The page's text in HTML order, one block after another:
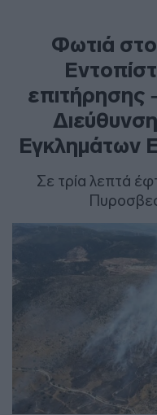
Φωτιά
επιτήρησης
Εγκλημάτων
Σε τρία λεπτά